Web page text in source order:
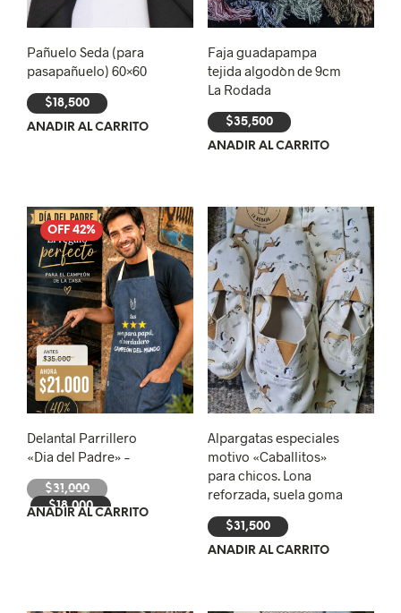
Pañuelo Seda (para
pasapañuelo) 60×60
$ 18,500
AÑADIR AL CARRITO
Faja guadapampa
tejida algodòn de 9cm
La Rodada
$35,500
AÑADIR AL CARRITO
OFF 42%
Delantal Parrillero
«Dia del Padre» –
$31,000
El
precio
$18,000
El
AÑADIR AL CARRITO
Alpargatas especiales
motivo «Caballitos»
para chicos. Lona
reforzada, suela goma
$31,500
AÑADIR AL CARRITO